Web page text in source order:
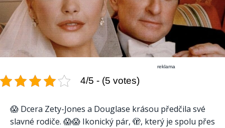
reklama
4/5 - (5 votes)
😱 Dcera Zety-Jones a Douglase krásou předčila své
slavné rodiče. 😱😱 Ikonický pár, 🫣, který je spolu přes